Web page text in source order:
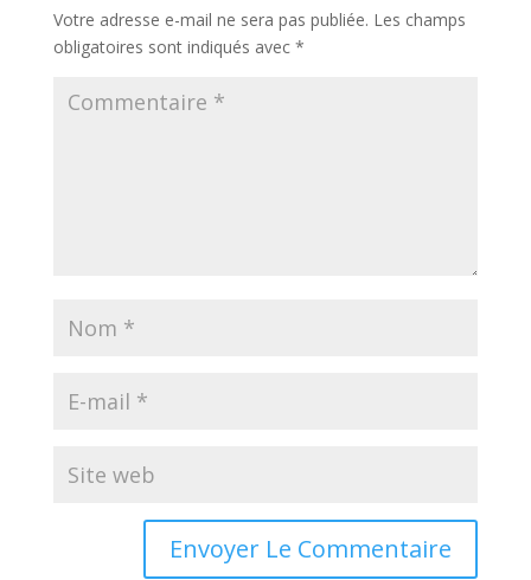
Votre adresse e-mail ne sera pas publiée. Les champs
obligatoires sont indiqués avec *